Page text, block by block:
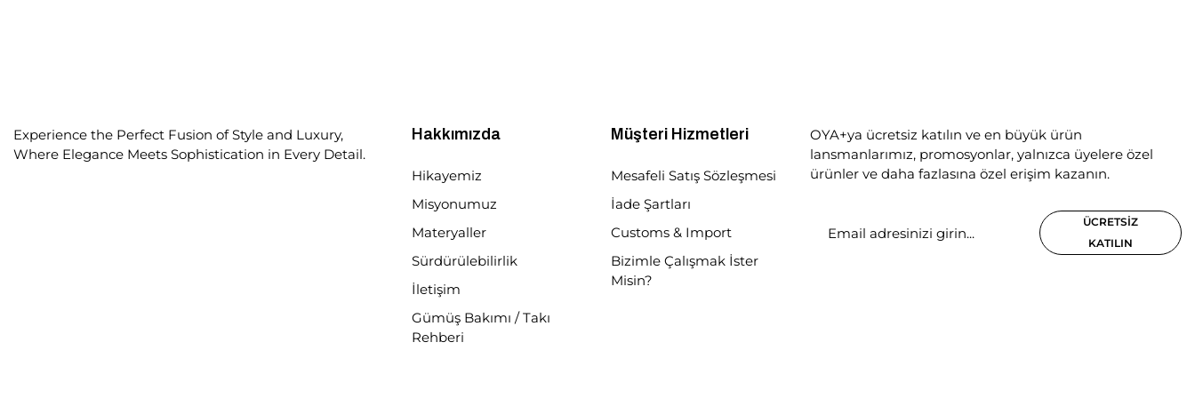
Experience the Perfect Fusion of Style and Luxury,
Where Elegance Meets Sophistication in Every Detail.
Hakkımızda
Hikayemiz
Misyonumuz
Materyaller
Sürdürülebilirlik
İletişim
Gümüş Bakımı / Takı
Rehberi
Müşteri Hizmetleri
Mesafeli Satış Sözleşmesi
İade Şartları
Customs & Import
Bizimle Çalışmak İster
Misin?
OYA+ya ücretsiz katılın ve en büyük ürün
lansmanlarımız, promosyonlar, yalnızca üyelere özel
ürünler ve daha fazlasına özel erişim kazanın.
ÜCRETSIZ
KATILIN